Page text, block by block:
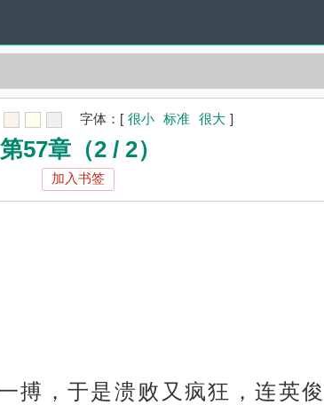
字体： [ 很小 标准 很大 ]
第57章（2 / 2）
加入书签
，于是溃败又疯狂，连英俊